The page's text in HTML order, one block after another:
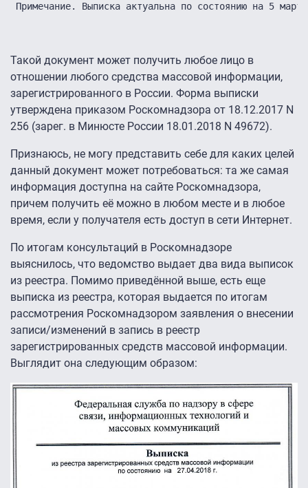
Примечание. Выписка актуальна по состоянию на 5
Такой документ может получить любое лицо в
отношении любого средства массовой информации,
зарегистрированного в России. Форма выписки
утверждена приказом Роскомнадзора от 18.12.2017 N
256 (зарег. в Минюсте России 18.01.2018 N 49672).
Признаюсь, не могу представить себе для каких целей
данный документ может потребоваться: та же самая
информация доступна на сайте Роскомнадзора,
причем получить её можно в любом месте и в любое
время, если у получателя есть доступ в сети Интернет.
По итогам консультаций в Роскомнадзоре
выяснилось, что ведомство выдает два вида выписок
из реестра. Помимо приведённой выше, есть еще
выписка из реестра, которая выдается по итогам
рассмотрения Роскомнадзором заявления о внесении
записи/изменений в запись в реестр
зарегистрированных средств массовой информации.
Выглядит она следующим образом: